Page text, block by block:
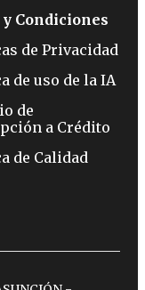
y Condiciones
de Privacidad
de uso de la IA
de
a Crédito
de Calidad